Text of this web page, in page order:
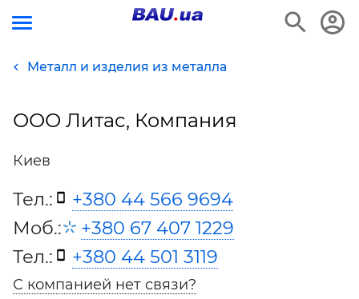
Металл и изделия из металла
ООО Литас, Компания
Киев
Тел.:
+380 44 566 9694
Моб.:
+380 67 407 1229
Тел.:
+380 44 501 3119
С компанией нет связи?